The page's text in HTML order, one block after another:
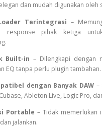
dan mudah digunakan oleh
Terintegrasi –
response pihak ketiga
Built-in – Dilengkapi dengan
EQ tanpa perlu plugin tambahan.
dengan Banyak DAW–
Ableton Live, Logic Pro,
Portable – Tidak memerlukan
jalankan.